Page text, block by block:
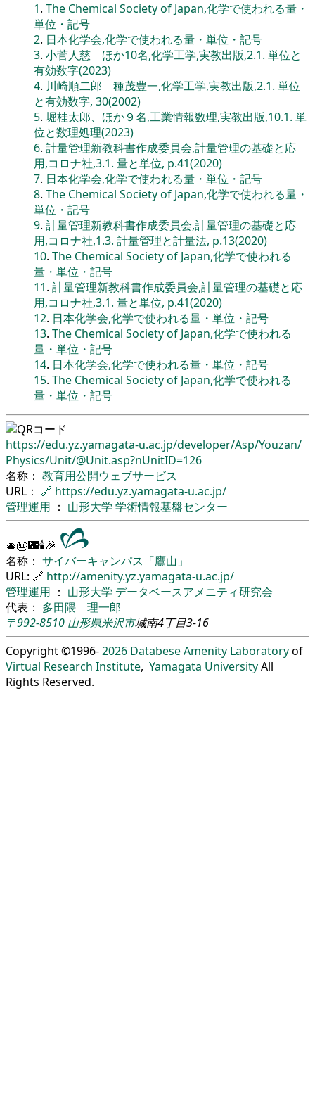
1. The Chemical Society of Japan,化学で使われる量・
単位・記号
2. 日本化学会,化学で使われる量・単位・記号
3. 小菅人慈 ほか10名,化学工学,実教出版,2.1. 単位と
有効数字(2023)
4. 川崎順二郎 種茂豊一,化学工学,実教出版,2.1. 単位
と有効数字, 30(2002)
5. 堀桂太郎、ほか９名,工業情報数理,実教出版,10.1. 単
位と数理処理(2023)
6. 計量管理新教科書作成委員会,計量管理の基礎と応
用,コロナ社,3.1. 量と単位, p.41(2020)
7. 日本化学会,化学で使われる量・単位・記号
8. The Chemical Society of Japan,化学で使われる量・
単位・記号
9. 計量管理新教科書作成委員会,計量管理の基礎と応
用,コロナ社,1.3. 計量管理と計量法, p.13(2020)
10. The Chemical Society of Japan,化学で使われる
量・単位・記号
11. 計量管理新教科書作成委員会,計量管理の基礎と応
用,コロナ社,3.1. 量と単位, p.41(2020)
12. 日本化学会,化学で使われる量・単位・記号
13. The Chemical Society of Japan,化学で使われる
量・単位・記号
14. 日本化学会,化学で使われる量・単位・記号
15. The Chemical Society of Japan,化学で使われる
量・単位・記号
https://edu.yz.yamagata-u.ac.jp/developer/Asp/Youzan/
Physics/Unit/@Unit.asp?nUnitID=126
名称： 教育用公開ウェブサービス
URL： 🔗 https://edu.yz.yamagata-u.ac.jp/
管理運用 ： 山形大学 学術情報基盤センター
🎄🎂🌃🕯🎉
名称： サイバーキャンパス「鷹山」
URL: 🔗 http://amenity.yz.yamagata-u.ac.jp/
管理運用 ： 山形大学 データベースアメニティ研究会
代表： 多田隈 理一郎
〒992-8510 山形県米沢市城南4丁目3-16
Copyright ©1996-2026 Databese Amenity Laboratoryof
Virtual Research Institute, Yamagata UniversityAll
Rights Reserved.